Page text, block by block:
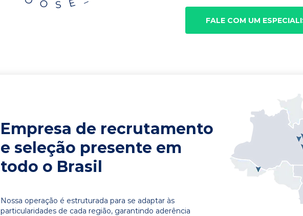
FALE COM UM
Empresa de recrutamento
e seleção presente em
todo o Brasil
Nossa operação é estruturada para se adaptar às
particularidades de cada região, garantindo aderência